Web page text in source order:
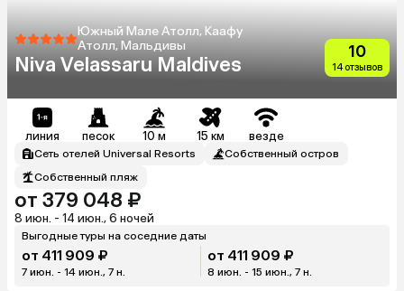
Южный Мале Атолл, Каафу
Атолл, Мальдивы
Niva Velassaru Maldives
10
14 отзывов
линия песок 10 м 15 км везде
Сеть отелей Universal Resorts
Собственный остров
Собственный пляж
от 379 048 ₽
8 июн. - 14 июн., 6 ночей
Выгодные туры на соседние даты
от 411 909 ₽
7 июн. - 14 июн., 7 н.
от 411 909 ₽
8 июн. - 15 июн., 7 н.